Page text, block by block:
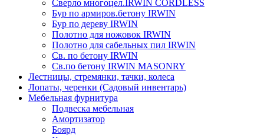
Сверло многоцел.IRWIN CORDLESS
Бур по армиров.бетону IRWIN
Бур по дереву IRWIN
Полотно для ножовок IRWIN
Полотно для сабельных пил IRWIN
Св. по бетону IRWIN
Св.по бетону IRWIN MASONRY
Лестницы, стремянки, тачки, колеса
Лопаты, черенки (Садовый инвентарь)
Мебельная фурнитура
Подвеска мебельная
Амортизатор
Боярд